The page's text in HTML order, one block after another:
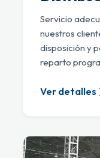
Servicio
nuestros
disposición y
reparto
Ver detalles